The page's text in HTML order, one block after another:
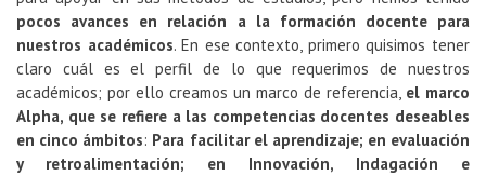
pocos avances en relación a la formación docente para
nuestros académicos. En ese contexto, primero quisimos tener
claro cuál es el perfil de lo que requerimos de nuestros
académicos; por ello creamos un marco de referencia, el marco
Alpha, que se refiere a las competencias docentes deseables
en cinco ámbitos: Para facilitar el aprendizaje; en evaluación
y retroalimentación; en Innovación, Indagación e